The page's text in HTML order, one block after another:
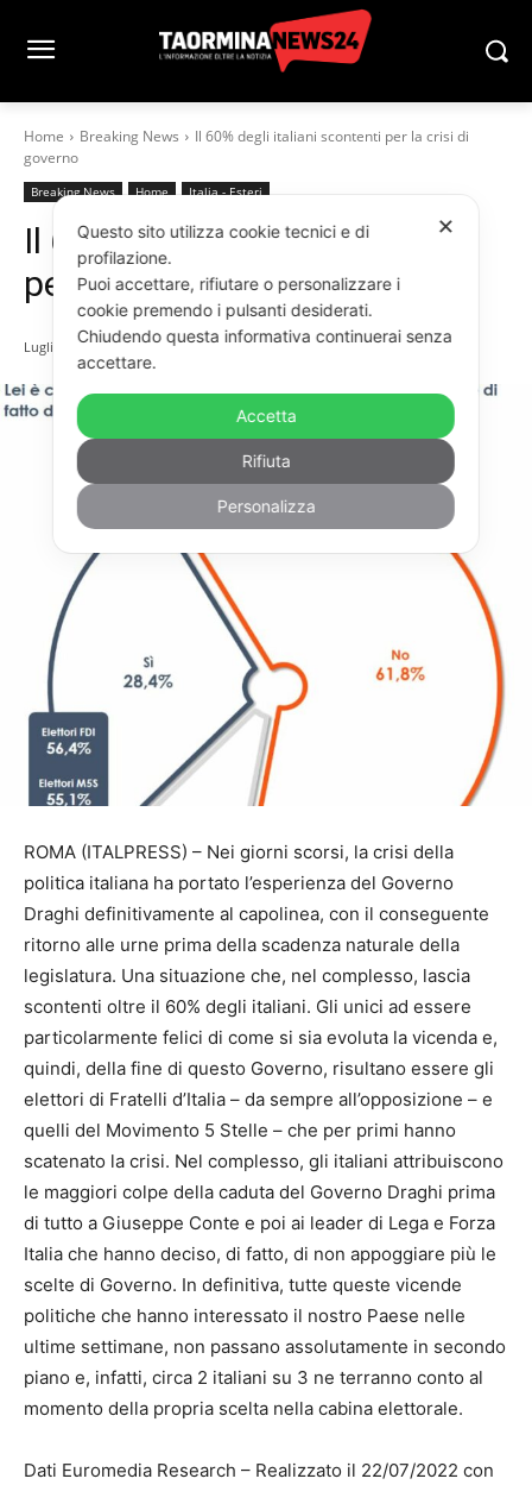
Home Breaking News
Il 60% degli italiani scontenti per la crisi di
governo
Breaking News Home Italia - Esteri
Il 60% degli italiani scontenti
per la crisi di governo
Luglio 27, 2022
ROMA (ITALPRESS) – Nei giorni scorsi, la crisi della
politica italiana ha portato l’esperienza del Governo
Draghi definitivamente al capolinea, con il conseguente
ritorno alle urne prima della scadenza naturale della
legislatura. Una situazione che, nel complesso, lascia
scontenti oltre il 60% degli italiani. Gli unici ad essere
particolarmente felici di come si sia evoluta la vicenda e,
quindi, della fine di questo Governo, risultano essere gli
elettori di Fratelli d’Italia – da sempre all’opposizione – e
quelli del Movimento 5 Stelle – che per primi hanno
scatenato la crisi. Nel complesso, gli italiani attribuiscono
le maggiori colpe della caduta del Governo Draghi prima
di tutto a Giuseppe Conte e poi ai leader di Lega e Forza
Italia che hanno deciso, di fatto, di non appoggiare più le
scelte di Governo. In definitiva, tutte queste vicende
politiche che hanno interessato il nostro Paese nelle
ultime settimane, non passano assolutamente in secondo
piano e, infatti, circa 2 italiani su 3 ne terranno conto al
momento della propria scelta nella cabina elettorale.
Dati Euromedia Research – Realizzato il 22/07/2022 con
✕
Questo sito utilizza cookie tecnici e di
profilazione.
Puoi accettare, rifiutare o personalizzare i
cookie premendo i pulsanti desiderati.
Chiudendo questa informativa continuerai senza
accettare.
Accetta
Rifiuta
Personalizza